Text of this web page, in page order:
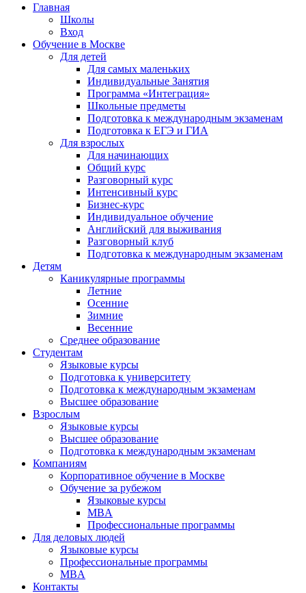
Главная
Школы
Вход
Обучение в Москве
Для детей
Для самых маленьких
Индивидуальные Занятия
Программа «Интеграция»
Школьные предметы
Подготовка к международным экзаменам
Подготовка к ЕГЭ и ГИА
Для взрослых
Для начинающих
Общий курс
Разговорный курс
Интенсивный курс
Бизнес-курс
Индивидуальное обучение
Английский для выживания
Разговорный клуб
Подготовка к международным экзаменам
Детям
Каникулярные программы
Летние
Осенние
Зимние
Весенние
Среднее образование
Студентам
Языковые курсы
Подготовка к университету
Подготовка к международным экзаменам
Высшее образование
Взрослым
Языковые курсы
Высшее образование
Подготовка к международным экзаменам
Компаниям
Корпоративное обучение в Москве
Обучение за рубежом
Языковые курсы
MBA
Профессиональные программы
Для деловых людей
Языковые курсы
Профессиональные программы
MBA
Контакты